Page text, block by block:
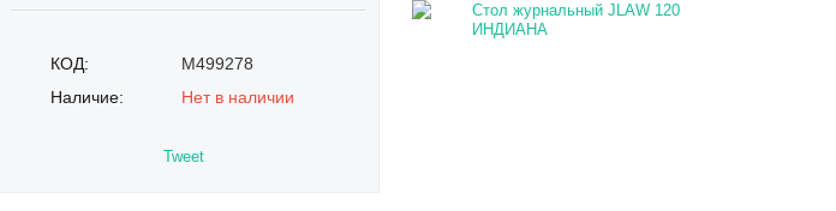
КОД:
M499278
Наличие:
Нет в наличии
Tweet
Стол журнальный JLAW 120
ИНДИАНА